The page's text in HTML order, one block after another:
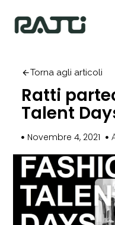
Torna agli articoli
Ratti
Talent
Novembre 4, 2021